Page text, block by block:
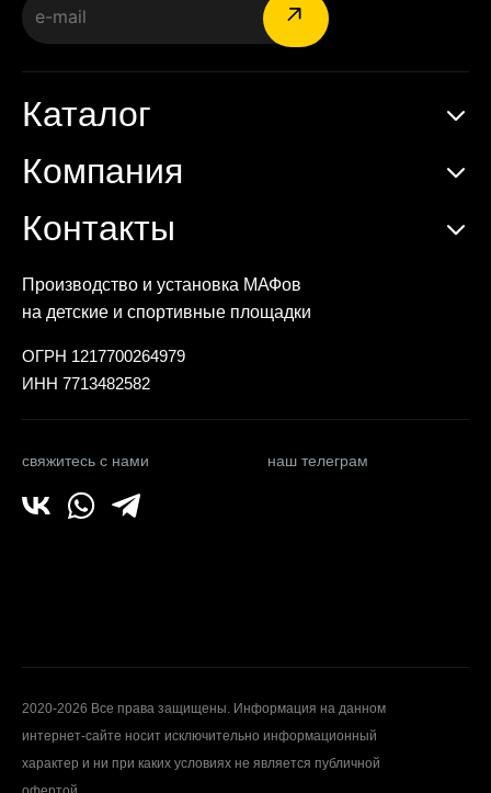
Производство и установка МАФов
на детские и спортивные площадки
ОГРН 1217700264979
ИНН 7713482582
свяжитесь с нами наш телеграм
Каталог
Компания
Контакты
2020-2026 Все права защищены. Информация на данном
интернет-сайте носит исключительно информационный
характер и ни при каких условиях не является публичной